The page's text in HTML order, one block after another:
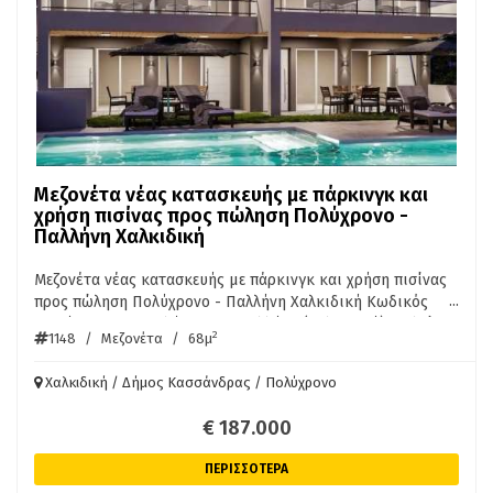
Μεζονέτα νέας κατασκευής με πάρκινγκ και
χρήση πισίνας προς πώληση Πολύχρονο -
Παλλήνη Χαλκιδική
Μεζονέτα νέας κατασκευής με πάρκινγκ και χρήση πισίνας
προς πώληση Πολύχρονο - Παλλήνη Χαλκιδική Κωδικός
μεζονέτα συνολικής επιφάνειας 68 τ.μ. Η μεζονέτα
1 μπάνιο και 1 WC. Διαθέτει βεράντα και άμεση πρόσβαση
απόσταση από τη θάλασσα είναι περίπου 500 μέτρα και από
το αεροδρόμιο είναι 85χλμ. Εξαιρετική μεζονέτα για
οικογένεια με πολύ καλή διαρρύθμιση χώρων και πολύ
...
1148 / Μεζονέτα / 68μ2
Χαλκιδική / Δήμος Κασσάνδρας / Πολύχρονο
€ 187.000
ΠΕΡΙΣΣΟΤΕΡΑ